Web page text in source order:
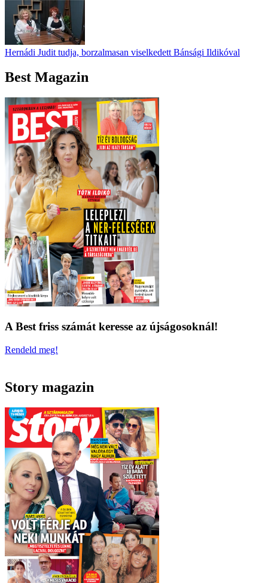
Hernádi Judit tudja, borzalmasan viselkedett Bánsági Ildikóval
Best Magazin
A Best friss számát keresse az újságosoknál!
Rendeld meg!
Story magazin